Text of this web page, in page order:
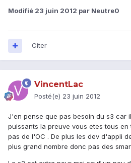
Modifié 23 juin 2012 par Neutre0
Citer
VincentLac
Posté(e) 23 juin 2012
J'en pense que pas besoin du s3 car
puissants la preuve vous etes tous
pas de l'OC . De plus les dev d'appli
plus grand nombre donc pas des